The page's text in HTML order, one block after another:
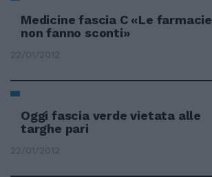
Medicine fascia C «Le farmacie
non fanno sconti»
22/01/2012
Oggi fascia verde vietata alle
targhe pari
22/01/2012